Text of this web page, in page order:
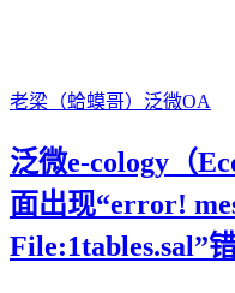
老梁（蛤蟆哥） 泛微OA
泛微e-cology（
面出现“error!
File:1tables.sal”